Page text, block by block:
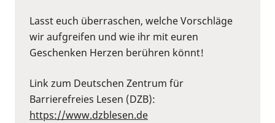
Lasst euch überraschen, welche Vorschläge
wir aufgreifen und wie ihr mit euren
Geschenken Herzen berühren könnt!
Link zum Deutschen Zentrum für
Barrierefreies Lesen (DZB):
https://www.dzblesen.de